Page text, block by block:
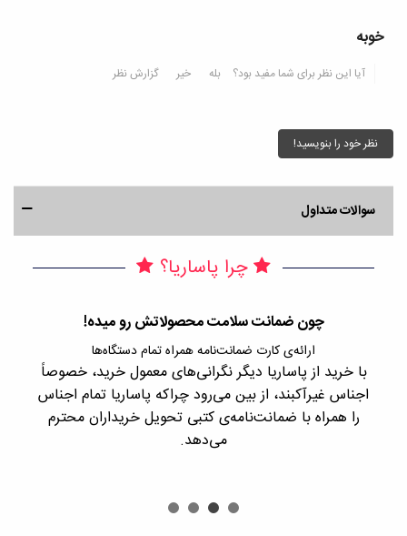
خوبه
آیا این نظر برای شما مفید بود؟ بله خیر گزارش نظر
نظر خود را بنویسید!
سوالات متداول
چرا پاساریا؟
چون ضمانت سلامت محصولاتش رو میده!
ارائه‌ی کارت ضمانت‌نامه همراه تمام دستگاه‌ها
با خرید از پاساریا دیگر نگرانی‌های معمول خرید، خصوصاً
اجناس غیرآکبند، از بین می‌رود چراکه پاساریا تمام اجناس
را همراه با ضمانت‌نامه‌ی کتبی تحویل خریداران محترم
می‌دهد.